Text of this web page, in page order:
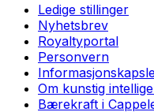
Ledige stillinger
Nyhetsbrev
Royaltyportal
Personvern
Om kunstig
Bærekraft i